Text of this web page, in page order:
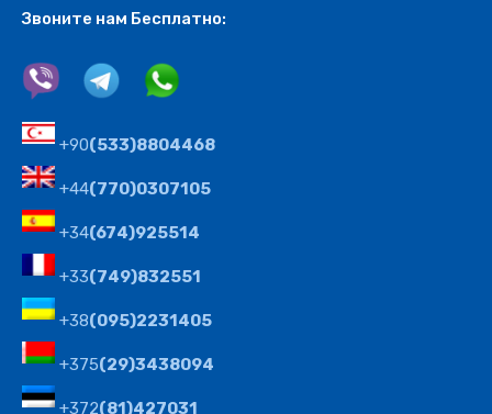
Звоните нам Бесплатно:
+90(533)8804468
+44(770)0307105
+34(674)925514
+33(749)832551
+38(095)2231405
+375(29)3438094
+372(81)427031